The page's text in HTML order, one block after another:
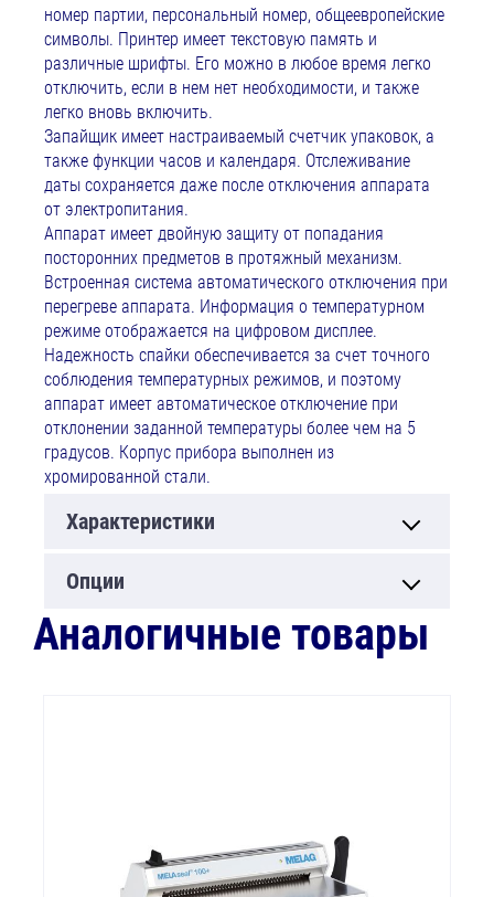
номер партии, персональный номер, общеевропейские
символы. Принтер имеет текстовую память и
различные шрифты. Его можно в любое время легко
отключить, если в нем нет необходимости, и также
легко вновь включить.
Запайщик имеет настраиваемый счетчик упаковок, а
также функции часов и календаря. Отслеживание
даты сохраняется даже после отключения аппарата
от электропитания.
Аппарат имеет двойную защиту от попадания
посторонних предметов в протяжный механизм.
Встроенная система автоматического отключения при
перегреве аппарата. Информация о температурном
режиме отображается на цифровом дисплее.
Надежность спайки обеспечивается за счет точного
соблюдения температурных режимов, и поэтому
аппарат имеет автоматическое отключение при
отклонении заданной температуры более чем на 5
градусов. Корпус прибора выполнен из
хромированной стали.
Характеристики
Опции
Аналогичные товары